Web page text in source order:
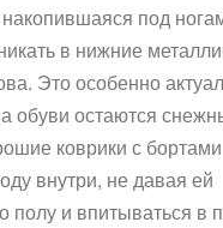
под
в нижние
Это особенно
обуви остаются
коврики с бортами
внутри, не давая ей
полу и впитываться в